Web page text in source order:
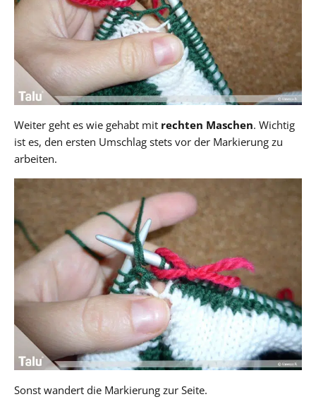
Weiter geht es wie gehabt mit rechten Maschen. Wichtig
ist es, den ersten Umschlag stets vor der Markierung zu
arbeiten.
Sonst wandert die Markierung zur Seite.